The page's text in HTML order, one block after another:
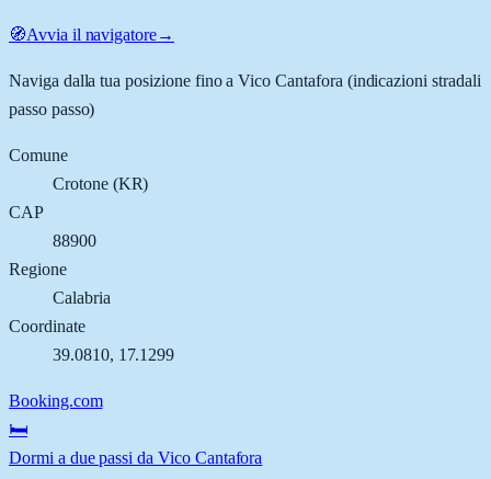
🧭Avvia il navigatore→
Naviga dalla tua posizione fino aVico Cantafora (indicazioni stradali
passo passo)
Comune
Crotone(KR)
CAP
88900
Regione
Calabria
Coordinate
39.0810, 17.1299
Booking.com
🛏️
Dormi a due passi da Vico Cantafora